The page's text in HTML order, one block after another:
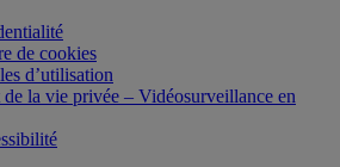
de cookies
d’utilisation
de la vie privée – Vidéosurveillance en